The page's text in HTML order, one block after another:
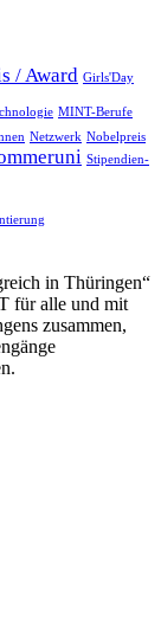
/ Award Girls'Day
MINT-Berufe
Netzwerk Nobelpreis
Stipendien-
in Thüringen“
für alle und mit
zusammen,